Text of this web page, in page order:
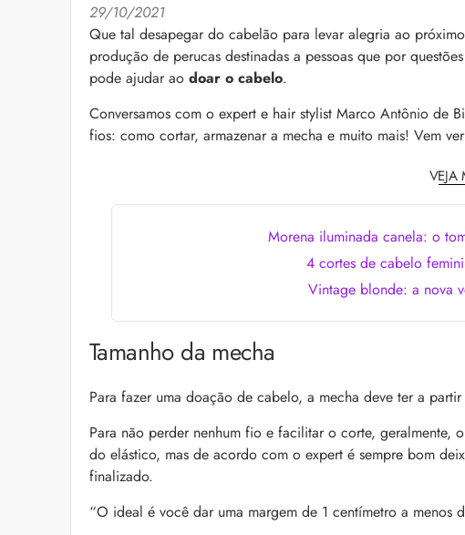
29/10/2021
Que tal desapegar do cabelão para levar alegria ao
produção de perucas destinadas a pessoas que por
pode ajudar ao doar o cabelo.
Conversamos com o expert e hair stylist Marco Antônio de
fios: como cortar, armazenar a mecha e muito mais! Vem
VEJA
Morena iluminada canela: o
4 cortes de cabelo
Vintage blonde: a nova
Tamanho da mecha
Para fazer uma doação de cabelo, a mecha deve ter a
Para não perder nenhum fio e facilitar o corte,
do elástico, mas de acordo com o expert é sempre bom
finalizado.
“O ideal é você dar uma margem de 1 centímetro a menos
Cuidados com a barba: 4
O expert Willy Morales revela
Foliculite: o que é, como tratar
Apesar de ser um quadro